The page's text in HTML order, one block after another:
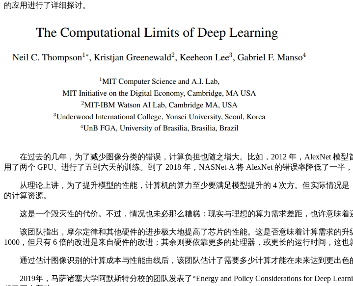
的应用进行了详细探讨。
在过去的几年，为了减少图像分类的错误，计算负担也随之增大。比如，2012 年，AlexNet 模型
用了两个 GPU、进行了五到六天的训练。到了 2018 年，NASNet-A 将 AlexNet 的错误率降低了一半
从理论上讲，为了提升模型的性能，计算机的算力至少要满足模型提升的 4 次方。但实际情况是
的计算资源。
这是一个毁灭性的代价。不过，情况也未必那么糟糕：现实与理想的算力需求差距，也许意味着
该团队指出，摩尔定律和其他硬件的进步极大地提高了芯片的性能。这是否意味着计算需求的升
1000，但只有 6 倍的改进是来自硬件的改进；其余则要依靠更多的处理器，或更长的运行时间，这也
通过估计图像识别的计算成本与性能曲线后，该团队估计了需要多少计算才能在未来达到更出色
2019年，马萨诸塞大学阿默斯特分校的团队发表了“Energy and Policy Considerations for Deep